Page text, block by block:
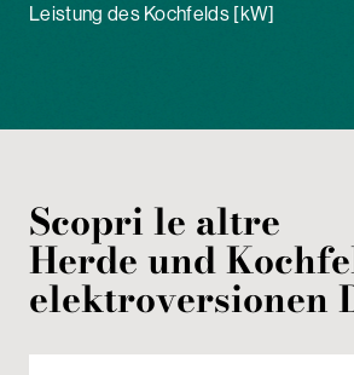
Leistung des Kochfelds [kW]
Scopri le altre
Herde und
elektroversionen